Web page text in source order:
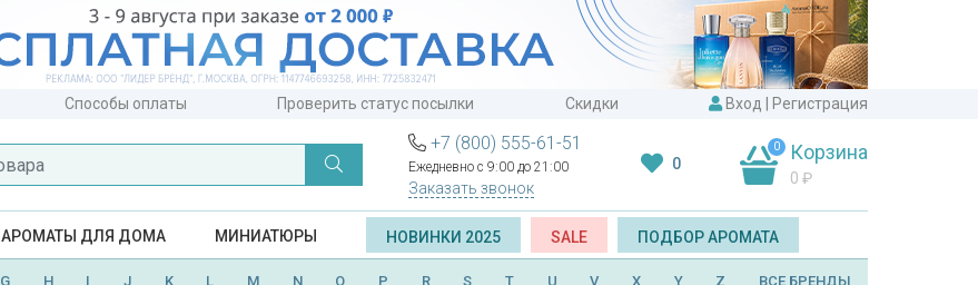
Способы оплаты Проверить статус посылки Скидки Вход Регистрация
+7 (800) 555-61-51
Ежедневно с 9:00 до 21:00
Заказать звонок
0
0 Корзина
0 ₽
АРОМАТЫ ДЛЯ ДОМА МИНИАТЮРЫ НОВИНКИ 2025 SALE ПОДБОР АРОМАТА
G H I J K L M N O P R S T U V X Y Z ВСЕ БРЕНДЫ